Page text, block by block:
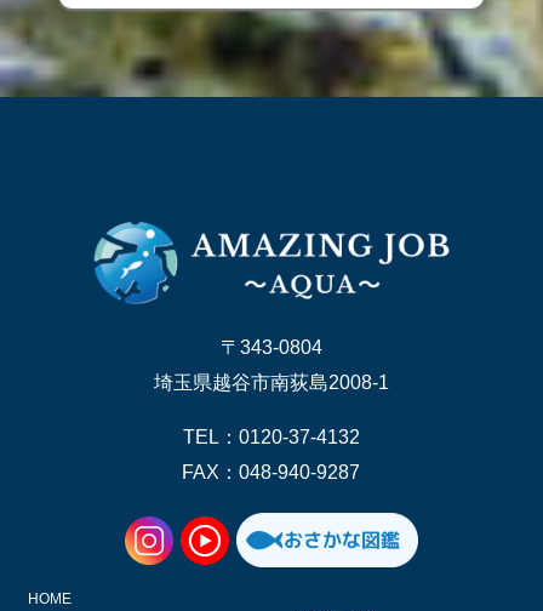
〒343-0804
埼玉県越谷市南荻島2008-1
TEL：0120-37-4132
FAX：048-940-9287
HOME